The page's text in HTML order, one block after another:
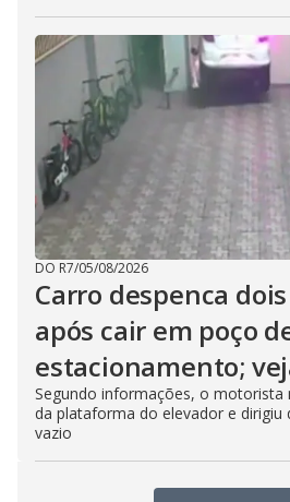
DO R7/05/08/2026
Carro despenca
após cair em poço
estacionamento;
Segundo informações, o motorista
da plataforma do elevador e dirigiu
vazio